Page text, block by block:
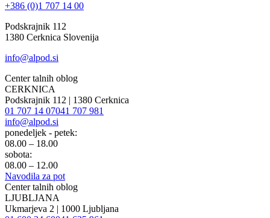
+386 (0)1 707 14 00
Podskrajnik 112
1380 Cerknica Slovenija
info@alpod.si
Center talnih oblog
CERKNICA
Podskrajnik 112 | 1380 Cerknica
01 707 14 07041 707 981
info@alpod.si
ponedeljek - petek:
08.00 – 18.00
sobota:
08.00 – 12.00
Navodila za pot
Center talnih oblog
LJUBLJANA
Ukmarjeva 2 | 1000 Ljubljana